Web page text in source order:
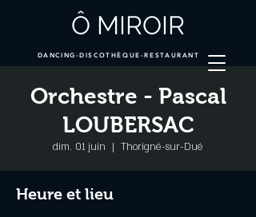
Ô MIROIR
DANCING-DISCOTHÈQUE-RESTAURANT
Orchestre - Pascal
LOUBERSAC
dim. 01 juin
  |
Thorigné-sur-Dué
Heure et lieu